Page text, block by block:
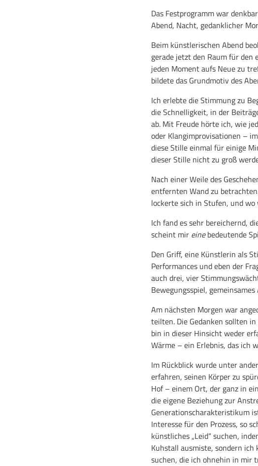
Das Festprogramm war
Abend, Nacht, gedanklicher
Beim künstlerischen Abend
gerade jetzt den Raum für den
jeden Moment aufs Neue zu
bildete das Grundmotiv des
Ich erlebte die Stimmung zu
die Schnelligkeit, in der
ab. Mit Freude hörte ich, wie
oder Klangimprovisationen –
diese Stille einmal für einige
dieser Stille nicht zu groß
Nach einer Weile des
entfernten Wand zu
lockerte sich in Stufen, und
Ich fand es sehr bereichernd,
scheint mir einebedeutende
Den Griff, eine Künstlerin als
Performances und eben der
auch drei, vier
Bewegungsspiel,
Am nächsten Morgen war
teilten. Die Gedanken sollten
bin in dieser Hinsicht weder
Wärme – ein Erlebnis, das ich
Im Rückblick wurde unter
erfahren, seinen Körper zu
Hof – einem Ort, der ganz in
die eigene Beziehung zur
Generationscharakteristikum
Interesse für den Prozess, so
künstliches „Leid“ suchen,
Kuhstall ausmiste, sondern ich
suchen, die ich ohnehin in mir